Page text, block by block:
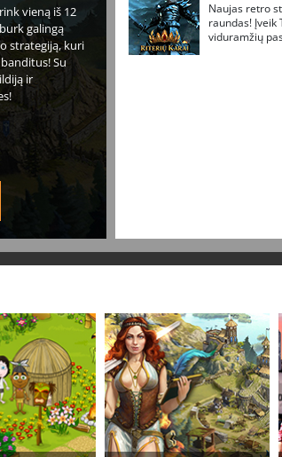
vieną iš 12
galingą
strategiją, kuri
Su
ir
Naujas retro
raundas! Įveik
viduramžių